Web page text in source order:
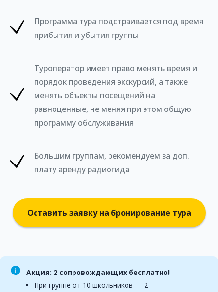
Программа тура подстраивается под время
прибытия и убытия группы
Туроператор имеет право менять время и
порядок проведения экскурсий, а также
менять объекты посещений на
равноценные, не меняя при этом общую
программу обслуживания
Большим группам, рекомендуем за доп.
плату аренду радиогида
Оставить заявку на бронирование тура
Акция: 2 сопровождающих бесплатно!
При группе от 10 школьников — 2